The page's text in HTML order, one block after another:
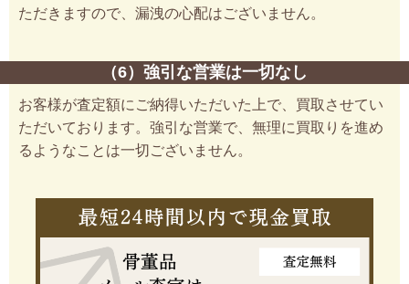
ただきますので、漏洩の心配はございません。
（6）強引な営業は一切なし
お客様が査定額にご納得いただいた上で、買取させてい
ただいております。強引な営業で、無理に買取りを進め
るようなことは一切ございません。